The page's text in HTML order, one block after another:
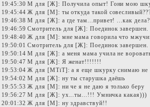
19:45:30 М для [Ж]: Получила опыт! Гони мою
19:45:44 Ж для [М]: ты откуда такой
19:46:38 М для [Ж]: а где там...привет! ...как
19:46:59 Смотритель для [Ж]: Поединок завершен.
19:48:40 Ж для [М]: мне мама говорила что
19:50:01 Смотритель для [Ж]: Поединок завершен.
19:50:14 М для [Ж]: а меня мама учила не воровать
19:50:47 М для [Ж]: Я женат!!!!!!!
19:53:04 Ж для [МTiT]: а я еще шкурку снимаю не
19:54:02 М для [Ж]: ну ты старушка даёшь
19:55:53 Ж для [М]: ни че я не даю я только беру
19:56:27 М для [Ж]: ух...ты...!!! Умничка какая)))
20:01:32 Ж для [М]: ну здравствуй!!